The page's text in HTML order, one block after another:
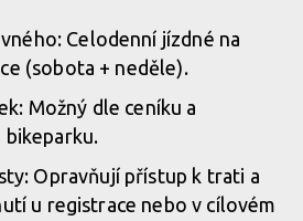
Celodenní jízdné na
(sobota + neděle).
Možný dle ceníku a
Opravňují přístup k trati a
u registrace nebo v cílovém